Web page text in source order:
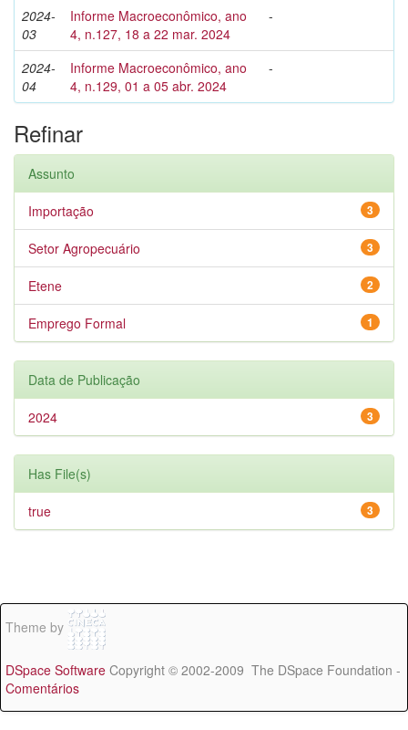
2024-
03
Informe Macroeconômico, ano
4, n.127, 18 a 22 mar. 2024
-
2024-
04
Informe Macroeconômico, ano
4, n.129, 01 a 05 abr. 2024
-
Refinar
Assunto
3
Importação
3
Setor Agropecuário
2
Etene
1
Emprego Formal
Data de Publicação
3
2024
Has File(s)
3
true
Theme by
DSpace Software Copyright © 2002-2009 The DSpace Foundation -
Comentários